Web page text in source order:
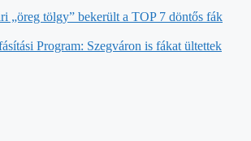
„öreg tölgy” bekerült a TOP 7 döntős fák
Program: Szegváron is fákat ültettek